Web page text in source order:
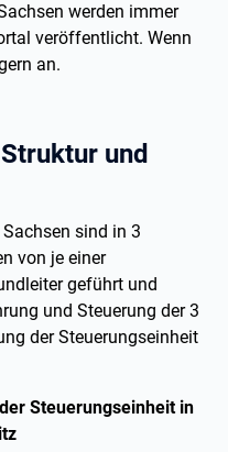
werden immer
veröffentlicht. Wenn
an.
und
sind in 3
von je einer
geführt und
und Steuerung der 3
der Steuerungseinheit
Steuerungseinheit in